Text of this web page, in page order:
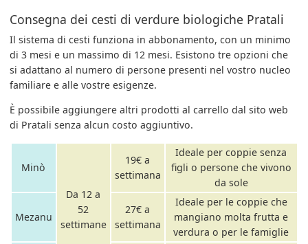
Consegna dei cesti di verdure biologiche Pratali
Il sistema di cesti funziona in abbonamento, con un minimo
di 3 mesi e un massimo di 12 mesi. Esistono tre opzioni che
si adattano al numero di persone presenti nel vostro nucleo
familiare e alle vostre esigenze.
È possibile aggiungere altri prodotti al carrello dal sito web
di Pratali senza alcun costo aggiuntivo.
Minò
Da 12 a
52
settimane
19€ a
settimana
Ideale per coppie senza
figli o persone che vivono
da sole
Mezanu
27€ a
settimana
Ideale per le coppie che
mangiano molta frutta e
verdura o per le famiglie